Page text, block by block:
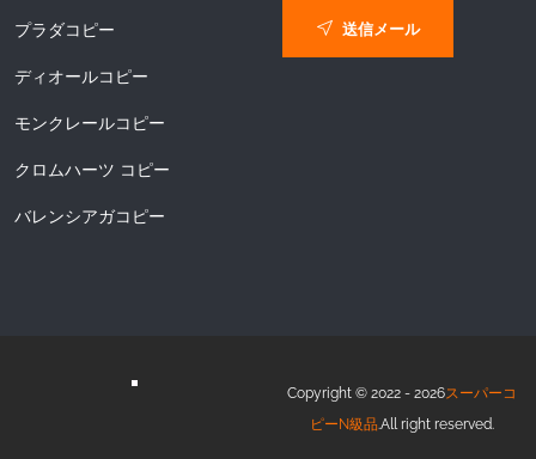
プラダコピー
ディオールコピー
モンクレールコピー
クロムハーツ コピー
バレンシアガコピー
送信メール
Copyright © 2022 - 2026スーパーコ
ピーN級品 .All right reserved.